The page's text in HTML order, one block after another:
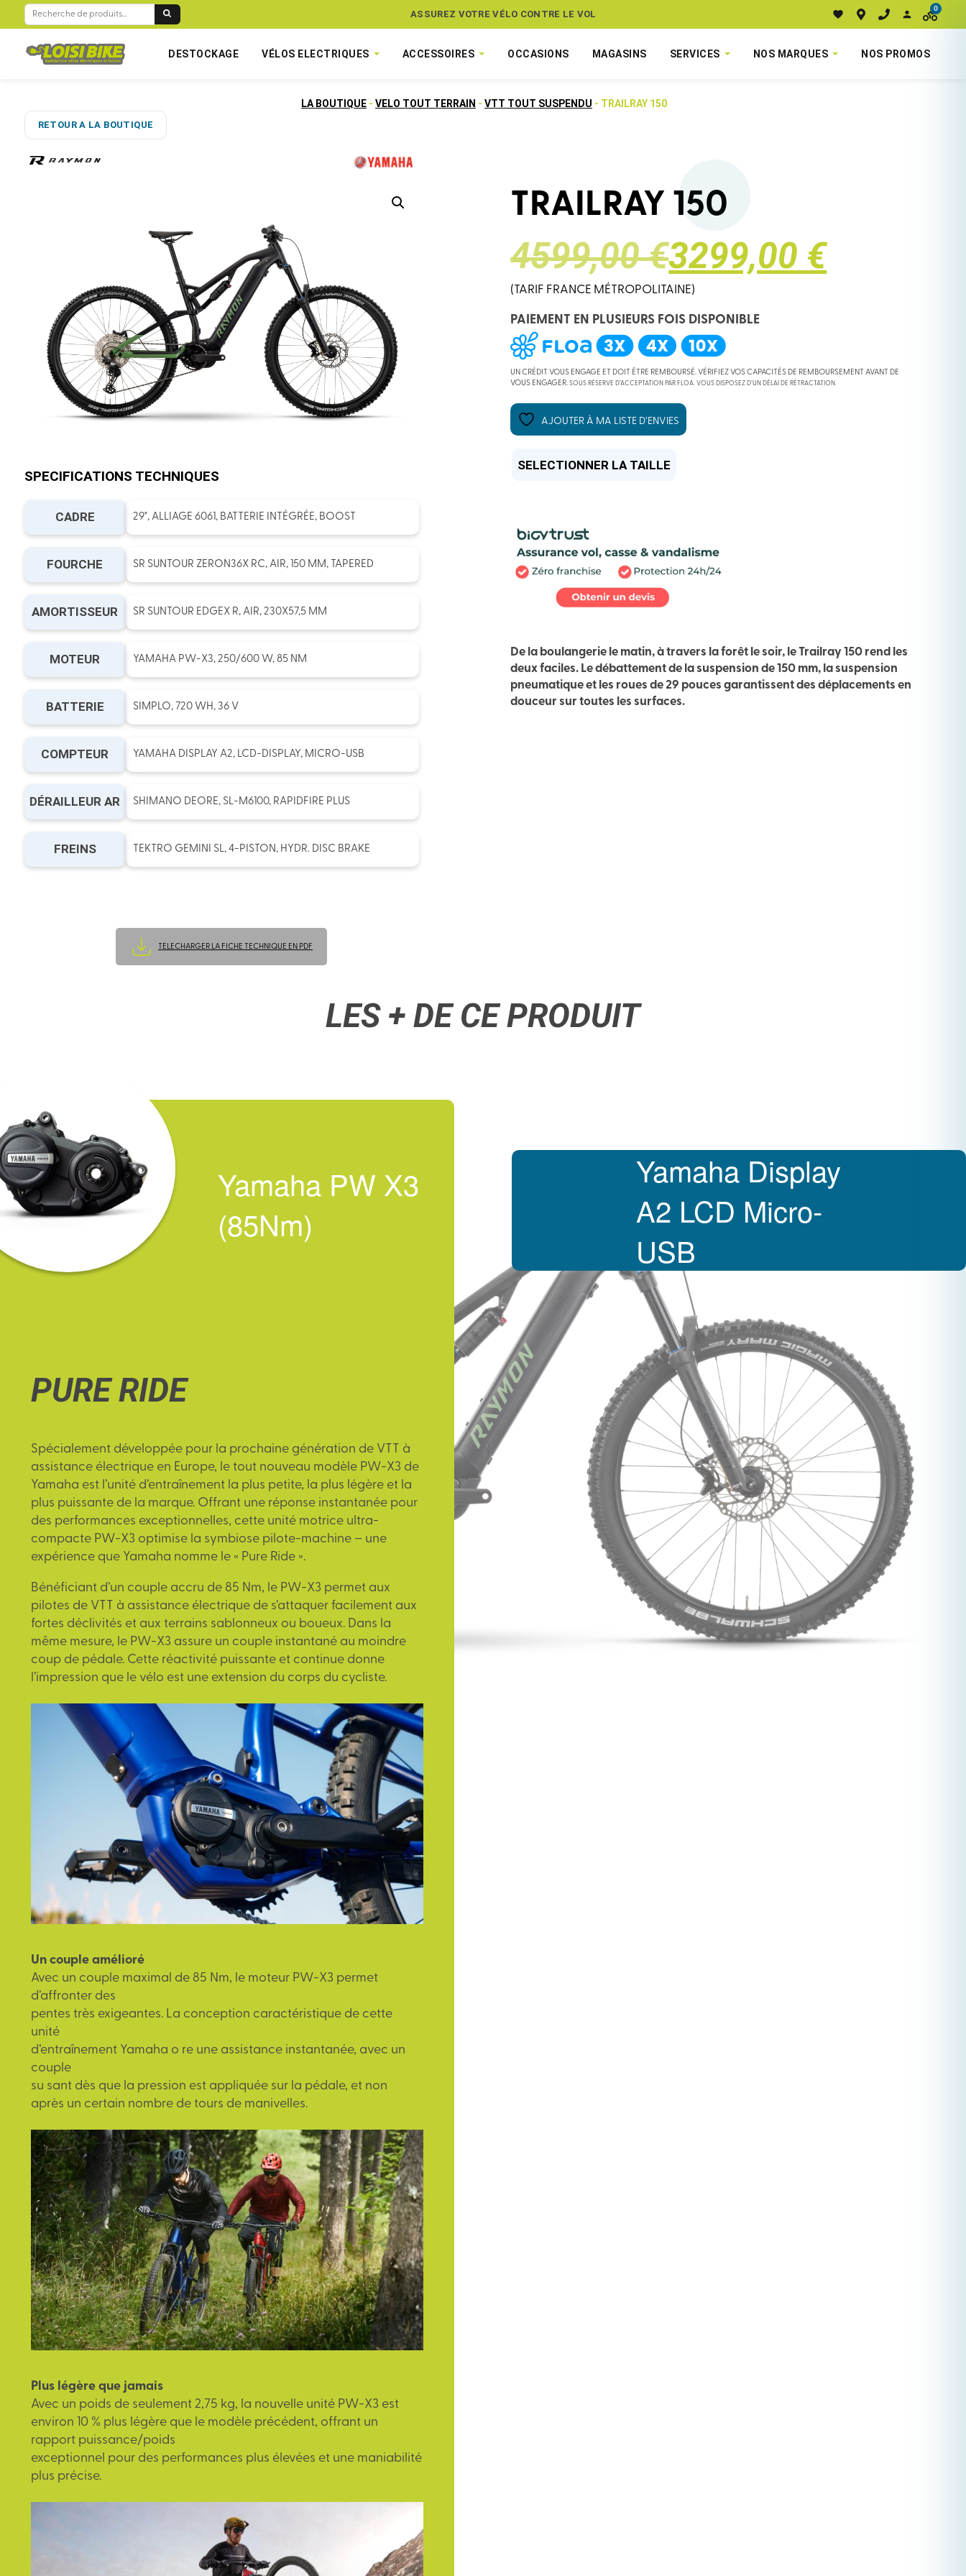
RECHERCHE
ASSUREZ VOTRE VÉLO CONTRE LE VOL 0
DESTOCKAGE VÉLOS ELECTRIQUES ACCESSOIRES OCCASIONS MAGASINS SERVICES NOS MARQUES NOS PROMOS
LA BOUTIQUE - VELO TOUT TERRAIN - VTT TOUT SUSPENDU - TRAILRAY 150
RETOUR A LA BOUTIQUE
SPECIFICATIONS TECHNIQUES
CADRE 29", ALLIAGE 6061, BATTERIE INTÉGRÉE, BOOST
FOURCHE SR SUNTOUR ZERON36X RC, AIR, 150 MM, TAPERED
AMORTISSEUR SR SUNTOUR EDGEX R, AIR, 230X57,5 MM
MOTEUR YAMAHA PW-X3, 250/600 W, 85 NM
BATTERIE SIMPLO, 720 WH, 36 V
COMPTEUR YAMAHA DISPLAY A2, LCD-DISPLAY, MICRO-USB
DÉRAILLEUR AR SHIMANO DEORE, SL-M6100, RAPIDFIRE PLUS
FREINS TEKTRO GEMINI SL, 4-PISTON, HYDR. DISC BRAKE
TELECHARGER LA FICHE TECHNIQUE EN PDF
TRAILRAY 150
4599,00 €
LE
PRIX
INITIAL
ÉTAIT :
4599,00 €.
3299,00 €
LE
PRIX
ACTUEL
EST :
3299,00 €.
(TARIF FRANCE MÉTROPOLITAINE)
PAIEMENT EN PLUSIEURS FOIS DISPONIBLE
UN CRÉDIT VOUS ENGAGE ET DOIT ÊTRE REMBOURSÉ. VÉRIFIEZ VOS CAPACITÉS DE REMBOURSEMENT AVANT DE
VOUS ENGAGER.SOUS RÉSERVE D’ACCEPTATION PAR FLOA. VOUS DISPOSEZ D’UN DÉLAI DE RÉTRACTATION.
AJOUTER À MA LISTE D’ENVIES
De la boulangerie le matin, à travers la forêt le soir, le Trailray 150 rend les
deux faciles. Le débattement de la suspension de 150 mm, la suspension
pneumatique et les roues de 29 pouces garantissent des déplacements en
douceur sur toutes les surfaces.
LES + DE CE PRODUIT
Yamaha PW X3
(85Nm)
PURE RIDE
Spécialement développée pour la prochaine génération de VTT à
assistance électrique en Europe, le tout nouveau modèle PW-X3 de
Yamaha est l’unité d’entraînement la plus petite, la plus légère et la
plus puissante de la marque. Offrant une réponse instantanée pour
des performances exceptionnelles, cette unité motrice ultra-
compacte PW-X3 optimise la symbiose pilote-machine – une
expérience que Yamaha nomme le « Pure Ride ».
Bénéficiant d’un couple accru de 85 Nm, le PW-X3 permet aux
pilotes de VTT à assistance électrique de s’attaquer facilement aux
fortes déclivités et aux terrains sablonneux ou boueux. Dans la
même mesure, le PW-X3 assure un couple instantané au moindre
coup de pédale. Cette réactivité puissante et continue donne
l’impression que le vélo est une extension du corps du cycliste.
Un couple amélioré
Avec un couple maximal de 85 Nm, le moteur PW-X3 permet
d’affronter des
pentes très exigeantes. La conception caractéristique de cette
unité
d’entraînement Yamaha o re une assistance instantanée, avec un
couple
su sant dès que la pression est appliquée sur la pédale, et non
après un certain nombre de tours de manivelles.
Plus légère que jamais
Avec un poids de seulement 2,75 kg, la nouvelle unité PW-X3 est
environ 10 % plus légère que le modèle précédent, offrant un
rapport puissance/poids
exceptionnel pour des performances plus élevées et une maniabilité
plus précise.
Yamaha Display
A2 LCD Micro-
USB